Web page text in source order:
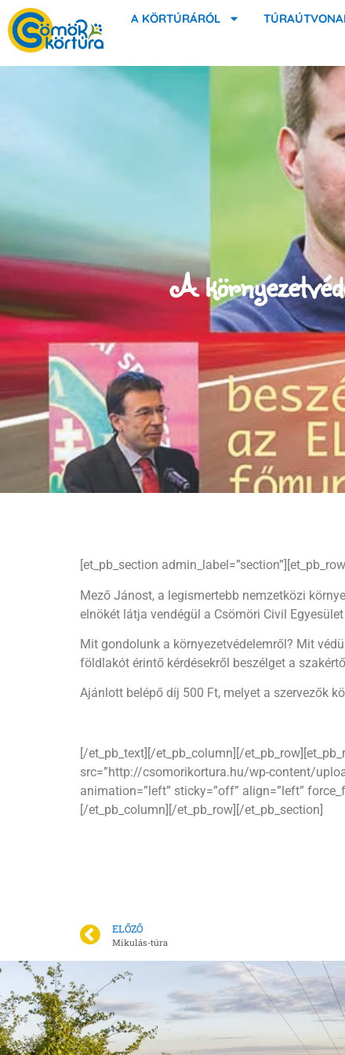
A KÖRTÚRÁRÓL
A
[et_pb_section
Mező Jánost, a legismertebb nemzetközi
elnökét látja vendégül a Csömöri Civil
Mit gondolunk a környezetvédelemről? Mit
földlakót érintő kérdésekről beszélget a
Ajánlott belépő díj 500 Ft, melyet a szervezők
[/et_pb_text][/et_pb_column][/
src=”http://csomorikortura.hu/wp-content/
animation=”left” sticky=”off” align=”left”
[/et_pb_column][/et_pb_row][/et_pb_section]
ELŐZŐ
Mikulás-túra